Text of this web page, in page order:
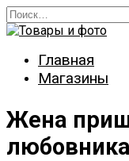
Перейти
к
Search
for:
Главная
Магазины
Жена
любовника